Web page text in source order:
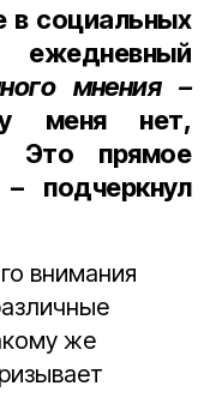
в социальных
мнения –
меня нет,
Это прямое
подчеркнул
внимания
же